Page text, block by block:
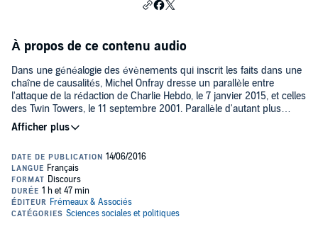
À propos de ce contenu audio
Dans une généalogie des évènements qui inscrit les faits dans une
chaîne de causalités, Michel Onfray dresse un parallèle entre
l'attaque de la rédaction de Charlie Hebdo, le 7 janvier 2015, et celles
des Twin Towers, le 11 septembre 2001. Parallèle d'autant plus
pertinent qu'il est prémonitoire des attentats de novembre 2015 et
de mars 2016 à Bruxelles.
Au-delà du simple pathos généralement exposé dans les media, le
philosophe analyse ces évènements au travers du prisme des
civilisations, entrées dans une nouvelle ère de croisades. Michel
Onfray met à nu les stratégies politiques de la guerre et de la
conquête, dont les conséquences, longtemps restées voilées et
Introduction ;
Le temps médiatique est sans passé ;
Rétablir une pensée dialectique de l'événement ;
Les grandes interrogations nécessaires ;